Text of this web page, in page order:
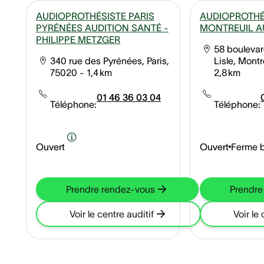
AUDIOPROTHÉSISTE PARIS
PYRÉNÉES AUDITION SANTÉ -
PHILIPPE METZGER
340 rue des Pyrénées, Paris,
75020 - 1,4 km
Téléphone:
01 46 36 03 04
Ouvert
Prendre rendez-vous
Voir le centre auditif
MONTREUIL
58
Lisle,
2,8 km
Téléphone:
Ouvert Ferme
Voir le